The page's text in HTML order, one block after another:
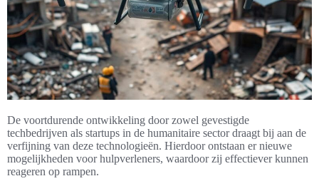
De voortdurende ontwikkeling door zowel gevestigde
techbedrijven als startups in de humanitaire sector draagt bij aan de
verfijning van deze technologieën. Hierdoor ontstaan er nieuwe
mogelijkheden voor hulpverleners, waardoor zij effectiever kunnen
reageren op rampen.